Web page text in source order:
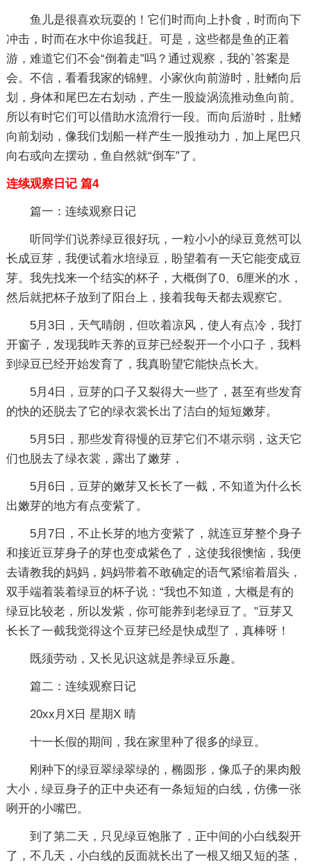
鱼儿是很喜欢玩耍的！它们时而向上扑食，时而向下
冲击，时而在水中你追我赶。可是，这些都是鱼的正着
游，难道它们不会“倒着走”吗？通过观察，我的`答案是
会。不信，看看我家的锦鲤。小家伙向前游时，肚鳍向后
划，身体和尾巴左右划动，产生一股旋涡流推动鱼向前。
所以有时它们可以借助水流滑行一段。而向后游时，肚鳍
向前划动，像我们划船一样产生一股推动力，加上尾巴只
向右或向左摆动，鱼自然就“倒车”了。
连续观察日记 篇4
篇一：连续观察日记
听同学们说养绿豆很好玩，一粒小小的绿豆竟然可以
长成豆芽，我便试着水培绿豆，盼望着有一天它能变成豆
芽。我先找来一个结实的杯子，大概倒了0、6厘米的水，
然后就把杯子放到了阳台上，接着我每天都去观察它。
5月3日，天气晴朗，但吹着凉风，使人有点冷，我打
开窗子，发现我昨天养的豆芽已经裂开一个小口子，我料
到绿豆已经开始发育了，我真盼望它能快点长大。
5月4日，豆芽的口子又裂得大一些了，甚至有些发育
的快的还脱去了它的绿衣裳长出了洁白的短短嫩芽。
5月5日，那些发育得慢的豆芽它们不堪示弱，这天它
们也脱去了绿衣裳，露出了嫩芽，
5月6日，豆芽的嫩芽又长长了一截，不知道为什么长
出嫩芽的地方有点变紫了。
5月7日，不止长芽的地方变紫了，就连豆芽整个身子
和接近豆芽身子的芽也变成紫色了，这使我很懊恼，我便
去请教我的妈妈，妈妈带着不敢确定的语气紧缩着眉头，
双手端着装着绿豆的杯子说：“我也不知道，大概是有的
绿豆比较老，所以发紫，你可能养到老绿豆了。"豆芽又
长长了一截我觉得这个豆芽已经是快成型了，真棒呀！
既须劳动，又长见识这就是养绿豆乐趣。
篇二：连续观察日记
20xx月X日 星期X 晴
十一长假的期间，我在家里种了很多的绿豆。
刚种下的绿豆翠绿翠绿的，椭圆形，像瓜子的果肉般
大小，绿豆身子的正中央还有一条短短的白线，仿佛一张
咧开的小嘴巴。
到了第二天，只见绿豆饱胀了，正中间的小白线裂开
了，不几天，小白线的反面就长出了一根又细又短的茎，